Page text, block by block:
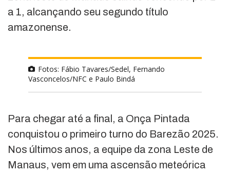
a 1, alcançando seu segundo título
amazonense.
Fotos: Fábio Tavares/Sedel, Fernando
Vasconcelos/NFC e Paulo Bindá
Para chegar até a final, a Onça Pintada
conquistou o primeiro turno do Barezão 2025.
Nos últimos anos, a equipe da zona Leste de
Manaus, vem em uma ascensão meteórica